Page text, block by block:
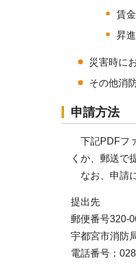
賃
昇
災害時に
その他消
申請方法
下記PDFフ
くか、郵送で
なお、申請
提出先
郵便番号
宇都宮市消防
電話番号：